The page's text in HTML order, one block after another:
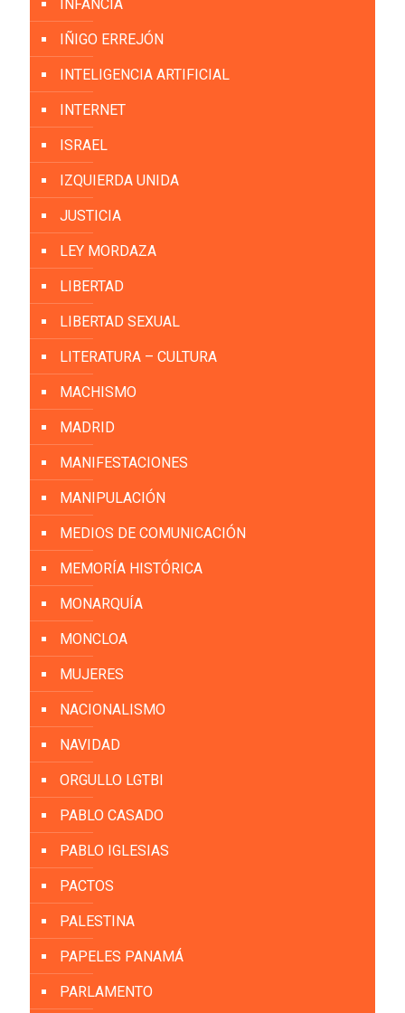
INFANCIA
IÑIGO ERREJÓN
INTELIGENCIA ARTIFICIAL
INTERNET
ISRAEL
IZQUIERDA UNIDA
JUSTICIA
LEY MORDAZA
LIBERTAD
LIBERTAD SEXUAL
LITERATURA – CULTURA
MACHISMO
MADRID
MANIFESTACIONES
MANIPULACIÓN
MEDIOS DE COMUNICACIÓN
MEMORÍA HISTÓRICA
MONARQUÍA
MONCLOA
MUJERES
NACIONALISMO
NAVIDAD
ORGULLO LGTBI
PABLO CASADO
PABLO IGLESIAS
PACTOS
PALESTINA
PAPELES PANAMÁ
PARLAMENTO